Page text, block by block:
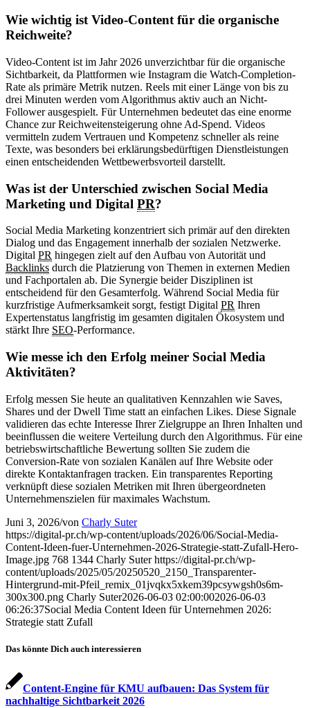
Wie wichtig ist Video-Content für die organische
Reichweite?
Video-Content ist im Jahr 2026 unverzichtbar für die organische
Sichtbarkeit, da Plattformen wie Instagram die Watch-Completion-
Rate als primäre Metrik nutzen. Reels mit einer Länge von bis zu
drei Minuten werden vom Algorithmus aktiv auch an Nicht-
Follower ausgespielt. Für Unternehmen bedeutet das eine enorme
Chance zur Reichweitensteigerung ohne Ad-Spend. Videos
vermitteln zudem Vertrauen und Kompetenz schneller als reine
Texte, was besonders bei erklärungsbedürftigen Dienstleistungen
einen entscheidenden Wettbewerbsvorteil darstellt.
Was ist der Unterschied zwischen Social Media
Marketing und Digital PR?
Social Media Marketing konzentriert sich primär auf den direkten
Dialog und das Engagement innerhalb der sozialen Netzwerke.
Digital PR hingegen zielt auf den Aufbau von Autorität und
Backlinks durch die Platzierung von Themen in externen Medien
und Fachportalen ab. Die Synergie beider Disziplinen ist
entscheidend für den Gesamterfolg. Während Social Media für
kurzfristige Aufmerksamkeit sorgt, festigt Digital PR Ihren
Expertenstatus langfristig im gesamten digitalen Ökosystem und
stärkt Ihre SEO-Performance.
Wie messe ich den Erfolg meiner Social Media
Aktivitäten?
Erfolg messen Sie heute an qualitativen Kennzahlen wie Saves,
Shares und der Dwell Time statt an einfachen Likes. Diese Signale
validieren das echte Interesse Ihrer Zielgruppe an Ihren Inhalten und
beeinflussen die weitere Verteilung durch den Algorithmus. Für eine
betriebswirtschaftliche Bewertung sollten Sie zudem die
Conversion-Rate von sozialen Kanälen auf Ihre Website oder
direkte Kontaktanfragen tracken. Ein transparentes Reporting
verknüpft diese sozialen Metriken mit Ihren übergeordneten
Unternehmenszielen für maximales Wachstum.
Juni 3, 2026/von Charly Suter
https://digital-pr.ch/wp-content/uploads/2026/06/Social-Media-
Content-Ideen-fuer-Unternehmen-2026-Strategie-statt-Zufall-Hero-
Image.jpg 768 1344 Charly Suter https://digital-pr.ch/wp-
content/uploads/2025/05/20250520_2150_Transparenter-
Hintergrund-mit-Pfeil_remix_01jvqkx5xkem39pcsywgsh0s6m-
300x300.png Charly Suter2026-06-03 02:00:002026-06-03
06:26:37Social Media Content Ideen für Unternehmen 2026:
Strategie statt Zufall
Das könnte Dich auch interessieren
Content-Engine für KMU aufbauen: Das System für
nachhaltige Sichtbarkeit 2026